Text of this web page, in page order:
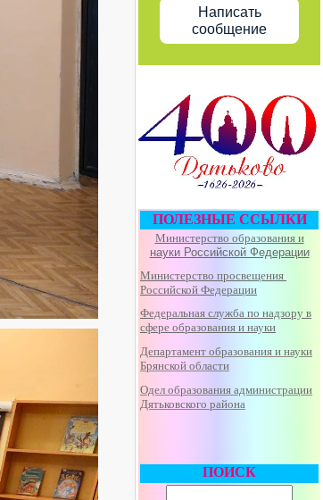
Написать
сообщение
ПОЛЕЗНЫЕ ССЫЛКИ
Министерство образования и
науки Российской Федерации
Министерство просвещения
Российской Федерации
Федеральная служба по надзору в
сфере образования и науки
Департамент образования и науки
Брянской области
Одел образования администрации
Дятьковского района
ПОИСК